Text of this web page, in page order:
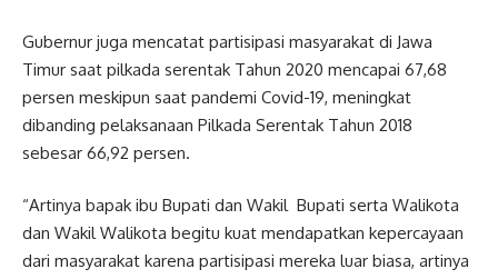
Gubernur juga mencatat partisipasi masyarakat di Jawa
Timur saat pilkada serentak Tahun 2020 mencapai 67,68
persen meskipun saat pandemi Covid-19, meningkat
dibanding pelaksanaan Pilkada Serentak Tahun 2018
sebesar 66,92 persen.
“Artinya bapak ibu Bupati dan Wakil Bupati serta Walikota
dan Wakil Walikota begitu kuat mendapatkan kepercayaan
dari masyarakat karena partisipasi mereka luar biasa, artinya